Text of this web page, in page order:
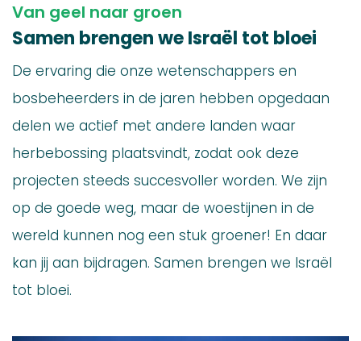
Van geel naar groen
Samen brengen we Israël tot bloei
De ervaring die onze wetenschappers en
bosbeheerders in de jaren hebben opgedaan
delen we actief met andere landen waar
herbebossing plaatsvindt, zodat ook deze
projecten steeds succesvoller worden. We zijn
op de goede weg, maar de woestijnen in de
wereld kunnen nog een stuk groener! En daar
kan jij aan bijdragen. Samen brengen we Israël
tot bloei.